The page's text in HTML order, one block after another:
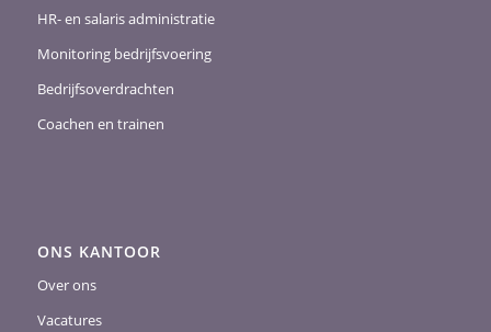
HR- en salaris administratie
Monitoring bedrijfsvoering
Bedrijfsoverdrachten
Coachen en trainen
ONS KANTOOR
Over ons
Vacatures